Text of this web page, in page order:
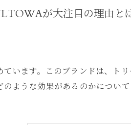
が大注目の理由と
います。このブランドは、ト
ような効果があるのかについ